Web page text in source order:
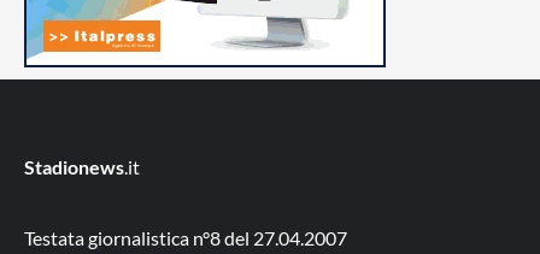
Stadionews .it
Testata giornalistica n°8 del 27.04.2007